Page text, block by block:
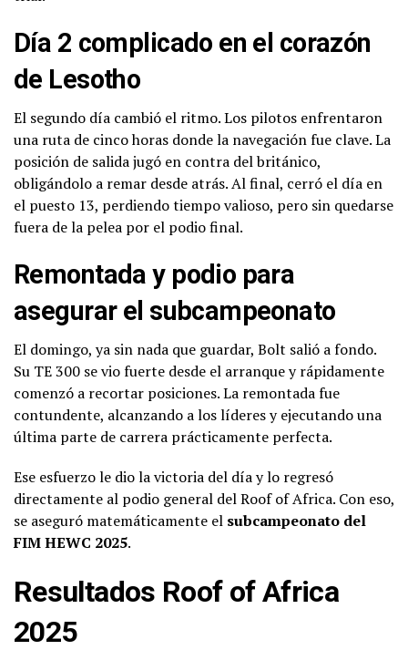
Día 2 complicado en el corazón
de Lesotho
El segundo día cambió el ritmo. Los pilotos enfrentaron
una ruta de cinco horas donde la navegación fue clave. La
posición de salida jugó en contra del británico,
obligándolo a remar desde atrás. Al final, cerró el día en
el puesto 13, perdiendo tiempo valioso, pero sin quedarse
fuera de la pelea por el podio final.
Remontada y podio para
asegurar el subcampeonato
El domingo, ya sin nada que guardar, Bolt salió a fondo.
Su TE 300 se vio fuerte desde el arranque y rápidamente
comenzó a recortar posiciones. La remontada fue
contundente, alcanzando a los líderes y ejecutando una
última parte de carrera prácticamente perfecta.
Ese esfuerzo le dio la victoria del día y lo regresó
directamente al podio general del Roof of Africa. Con eso,
se aseguró matemáticamente el subcampeonato del
FIM HEWC 2025.
Resultados Roof of Africa
2025